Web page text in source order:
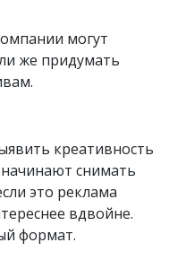
могут
же придумать
креативность
снимать
это реклама
вдвойне.
формат.